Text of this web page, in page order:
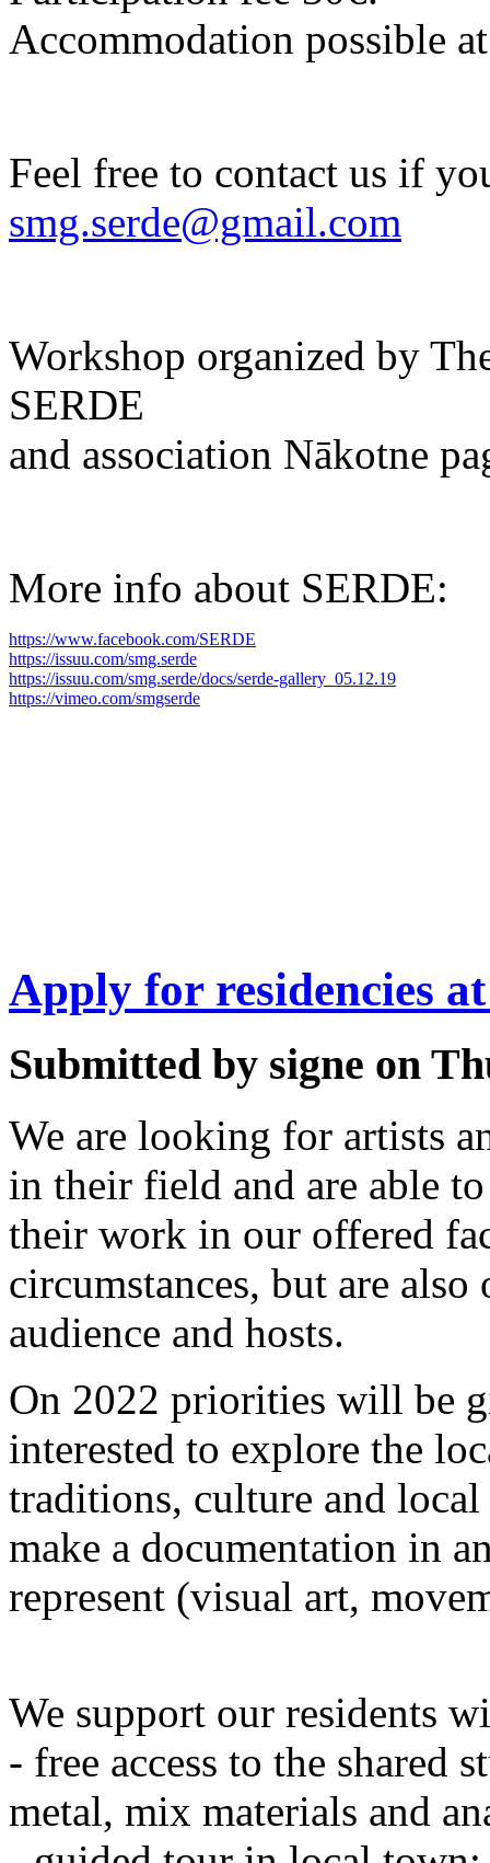
Accommodation possible
Feel free to contact us if
smg.serde@gmail.com
Workshop organized by
SERDE
and association Nākotne
More info about SERDE:
https://www.facebook.com/SERDE
https://issuu.com/smg.serde
https://issuu.com/smg.serde/docs/serde-gallery_05.12.19
https://vimeo.com/smgserde
Apply for residencies
Submitted by signe on
We are looking for artists
in their field and are able
their work in our offered
circumstances, but are
audience and hosts.
On 2022 priorities will be
interested to explore the
traditions, culture and
make a documentation in
represent (visual art,
We support our residents
- free access to the shared
metal, mix materials and